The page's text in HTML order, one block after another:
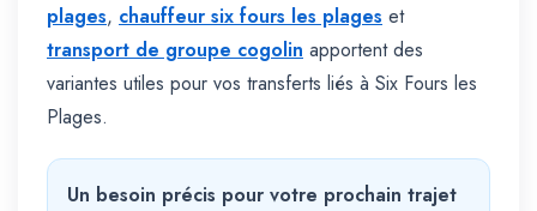
plages, chauffeur six fours les plages et
transport de groupe cogolin apportent des
variantes utiles pour vos transferts liés à Six Fours les
Plages.
Un besoin précis pour votre prochain trajet